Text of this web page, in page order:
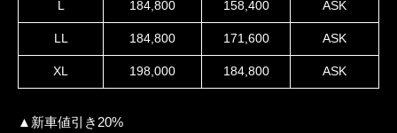
L 184,800 158,400 ASK
LL 184,800 171,600 ASK
XL 198,000 184,800 ASK
▲新車値引き20%